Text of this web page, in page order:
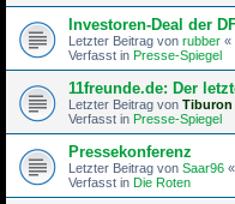
Investoren-Deal der
Letzter Beitrag von rubber «
Verfasst in Presse-Spiegel
11freunde.de: Der
Letzter Beitrag von Tiburon
Verfasst in Presse-Spiegel
Pressekonferenz
Letzter Beitrag von Saar96 «
Verfasst in Die Roten